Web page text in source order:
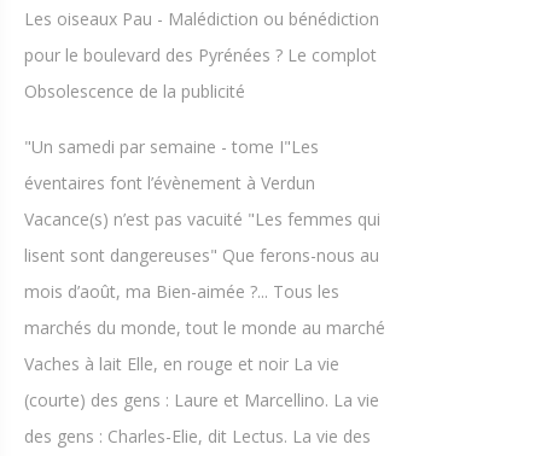
Les oiseaux Pau - Malédiction ou bénédiction
pour le boulevard des Pyrénées ? Le complot
Obsolescence de la publicité
"Un samedi par semaine - tome I"Les
éventaires font l’évènement à Verdun
Vacance(s) n’est pas vacuité "Les femmes qui
lisent sont dangereuses" Que ferons-nous au
mois d’août, ma Bien-aimée ?... Tous les
marchés du monde, tout le monde au marché
Vaches à lait Elle, en rouge et noir La vie
(courte) des gens : Laure et Marcellino. La vie
des gens : Charles-Elie, dit Lectus. La vie des